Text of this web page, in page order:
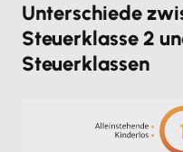
Unterschiede
Steuerklasse 2
Steuerklassen